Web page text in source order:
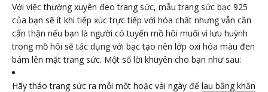
Với việc thường xuyên đeo trang sức, mẫu trang sức bạc 925
của bạn sẽ ít khi tiếp xúc trực tiếp với hóa chất nhưng vẫn cần
cẩn thận nếu bạn là người có tuyến mồ hôi muối vì lưu huỳnh
trong mồ hôi sẽ tác dụng với bạc tạo nên lớp oxi hóa màu đen
bám lên mặt trang sức. Một số lời khuyên cho bạn như sau:
Hãy tháo trang sức ra mỗi một hoặc vài ngày để lau bằng khăn